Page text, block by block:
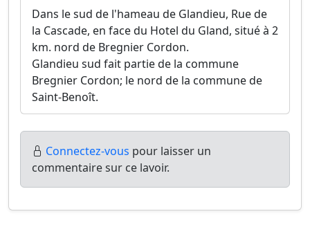
Dans le sud de l'hameau de Glandieu, Rue de
la Cascade, en face du Hotel du Gland, situé à 2
km. nord de Bregnier Cordon.
Glandieu sud fait partie de la commune
Bregnier Cordon; le nord de la commune de
Saint-Benoît.
Connectez-vous pour laisser un
commentaire sur ce lavoir.